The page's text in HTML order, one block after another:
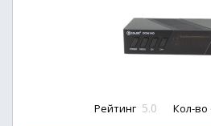
Рейтинг 5.0 Кол-во